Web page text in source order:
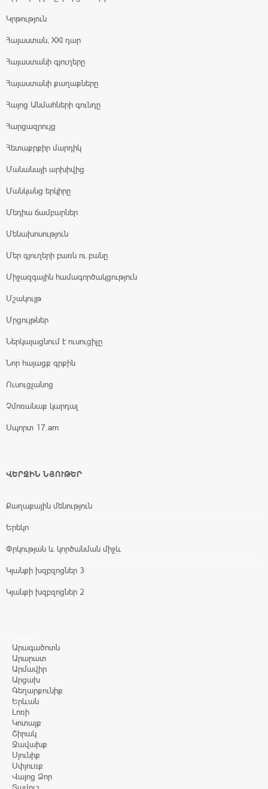
Կրթություն
Հայաստան, XXI դար
Հայաստանի գյուղերը
Հայաստանի քաղաքները
Հայոց Անմահների գունդը
Հարցազրույց
Հետաքրքիր մարդիկ
Մանանայի արխիվից
Մանկանց երկիրը
Մեդիա ճամբարներ
Մենախոսություն
Մեր գյուղերի բառն ու բանը
Միջազգային համագործակցություն
Մշակույթ
Մրցույթներ
Ներկայացնում է ուսուցիչը
Նոր հայացք գրքին
Ուսուցչանոց
Չմոռանաք կարդալ
Սպորտ 17.am
ՎԵՐՋԻՆ ՆՅՈՒԹԵՐ
Քաղաքային մենություն
Երեկո
Փրկության և կործանման միջև
Կյանքի խզբզոցներ 3
Կյանքի խզբզոցներ 2
Արագածոտն
Արարատ
Արմավիր
Արցախ
Գեղարքունիք
Երևան
Լոռի
Կոտայք
Շիրակ
Ջավախք
Սյունիք
Սփյուռք
Վայոց Ձոր